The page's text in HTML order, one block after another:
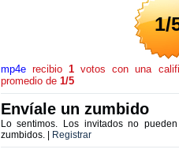
1/
mp4erecibio 1votos con una
promedio de 1/5
Envíale un zumbido
Lo sentimos. Los invitados no
zumbidos. |
Registrar